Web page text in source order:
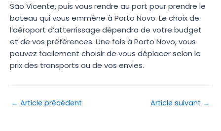
São Vicente, puis vous rendre au port pour prendre le
bateau qui vous emmène à Porto Novo. Le choix de
l’aéroport d’atterrissage dépendra de votre budget
et de vos préférences. Une fois à Porto Novo, vous
pouvez facilement choisir de vous déplacer selon le
prix des transports ou de vos envies.
← Article précédent Article suivant →